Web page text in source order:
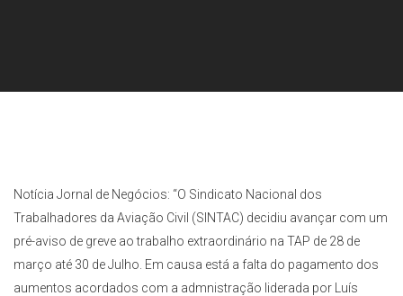
Notícia Jornal de Negócios: “O Sindicato Nacional dos
Trabalhadores da Aviação Civil (SINTAC) decidiu avançar com um
pré-aviso de greve ao trabalho extraordinário na TAP de 28 de
março até 30 de Julho. Em causa está a falta do pagamento dos
aumentos acordados com a admnistração liderada por Luís